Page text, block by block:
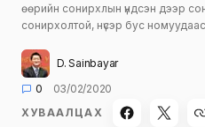
өөрийн сонирхлын үндсэн дээр
сонирхолтой, нүсэр бус
D. Sainbayar
0
03/02/2020
ХУВААЛЦАХ